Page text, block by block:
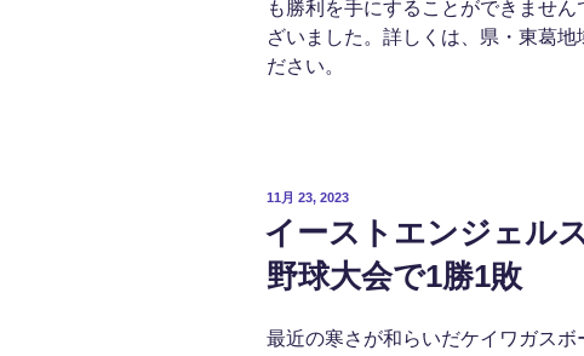
も勝利を手にすることができませ
ざいました。詳しくは、県・東葛
ださい。
投
日:
11月 23, 2023
イーストエンジェル
野球大会で1勝1敗
最近の寒さが和らいだケイワガス